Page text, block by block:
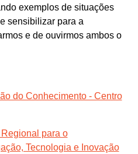
exemplos de situações
sensibilizar para a
e de ouvirmos ambos o
do Conhecimento - Centro
para o
Tecnologia e Inovação